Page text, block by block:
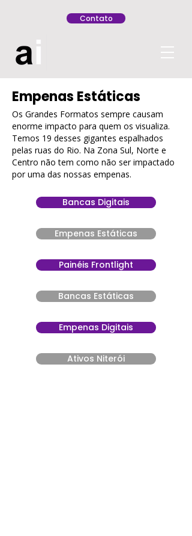
Contato
Empenas Estáticas
Os Grandes Formatos sempre causam
enorme impacto para quem os visualiza.
Temos 19 desses gigantes espalhados
pelas ruas do Rio. Na Zona Sul, Norte e
Centro não tem como não ser impactado
por uma das nossas empenas.
Bancas Digitais
Empenas Estáticas
Painéis Frontlight
Bancas Estáticas
Empenas Digitais
Ativos Niterói